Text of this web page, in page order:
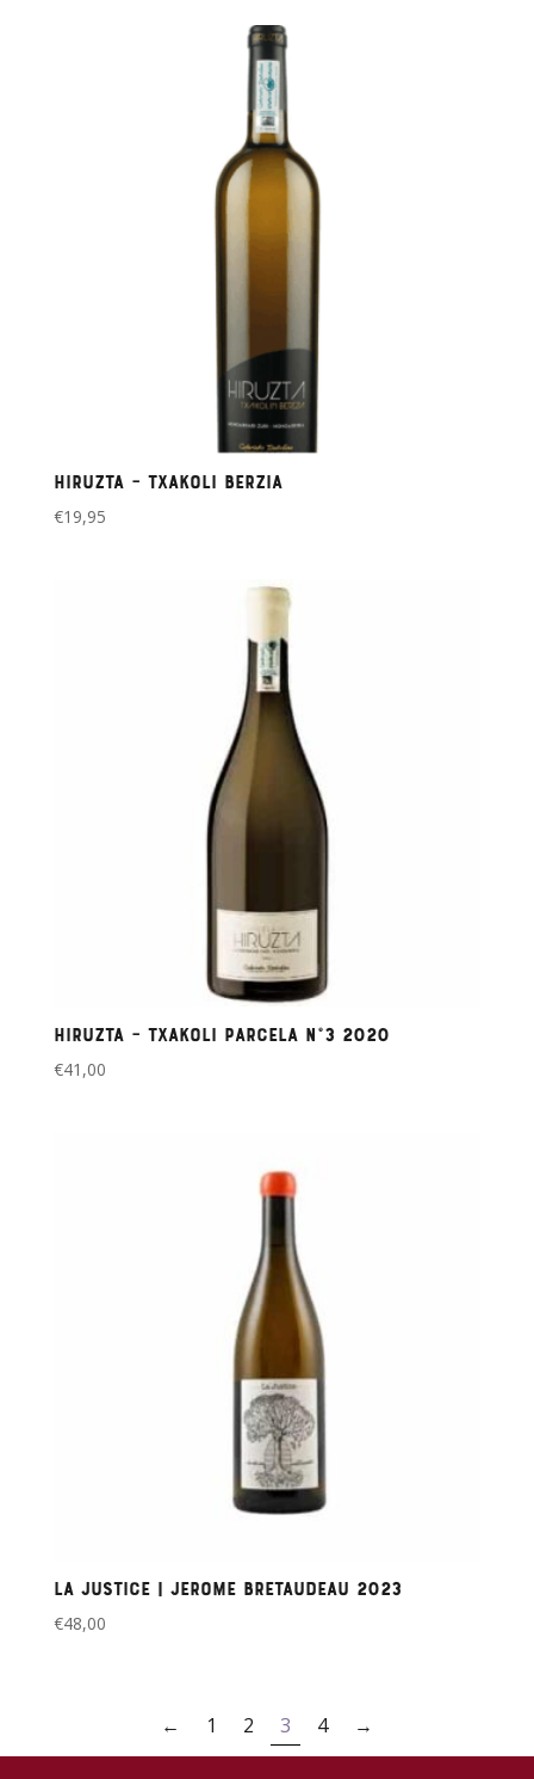
Hiruzta – Txakoli berzia
€19,95
Hiruzta – Txakoli parcela nº3 2020
€41,00
La Justice | Jerome Bretaudeau 2023
€48,00
← 1 2 3 4 →